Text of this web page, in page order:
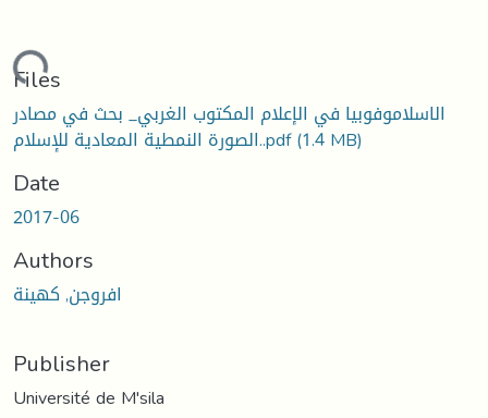
Files
الاسلاموفوبيا في الإعلام المكتوب الغربي_ بحث في مصادر
الصورة النمطية المعادية للإسلام..pdf(1.4 MB)
Date
2017-06
Authors
افروجن, كهينة
Publisher
Université de M'sila